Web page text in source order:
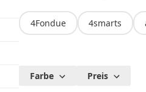
4Fondue 4smarts
Fujifilm
Farbe Preis